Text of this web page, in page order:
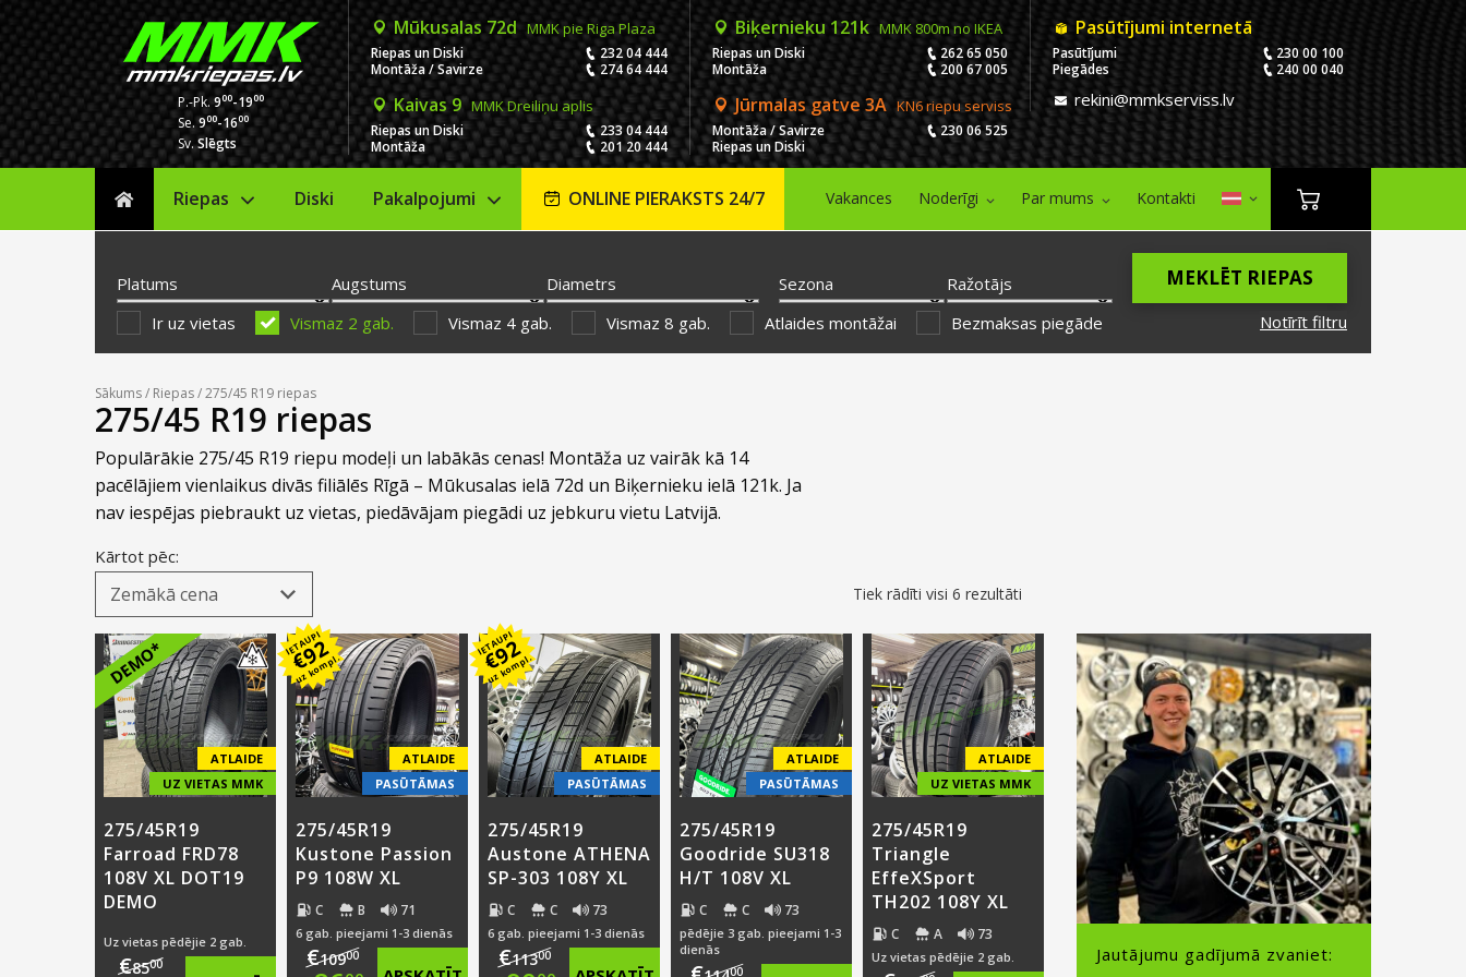
P.-Pk.900-1900
Se.900-1600
Sv.Slēgts
Mūkusalas 72d MMK pie Riga Plaza
Riepas un Diski
232 04 444
Montāža / Savirze
274 64 444
Biķernieku 121k MMK 800m no IKEA
Riepas un Diski
262 65 050
Montāža
200 67 005
Kaivas 9 MMK Dreiliņu aplis
Riepas un Diski
233 04 444
Montāža
201 20 444
Jūrmalas gatve 3A KN6 riepu serviss
Montāža / Savirze
230 06 525
Riepas un Diski
Pasūtījumi internetā
Pasūtījumi
230 00 100
Piegādes
240 00 040
rekini@mmkserviss.lv
Sākums
Riepas Diski Pakalpojumi ONLINE PIERAKSTS 24/7 Vakances Noderīgi Par mums Kontakti
Platums Augstums Diametrs Sezona
Ražotājs
Notīrīt filtru
MEKLĒT RIEPAS
Ir uz vietas Vismaz 2 gab. Vismaz 4 gab. Vismaz 8 gab. Atlaides montāžai Bezmaksas piegāde
Sākums/ Riepas/ 275/45 R19 riepas
275/45 R19 riepas
Populārākie 275/45 R19 riepu modeļi un labākās cenas! Montāža uz vairāk kā 14
pacēlājiem vienlaikus divās filiālēs Rīgā – Mūkusalas ielā 72d un Biķernieku ielā 121k. Ja
nav iespējas piebraukt uz vietas, piedāvājam piegādi uz jebkuru vietu Latvijā.
Kārtot pēc:
Tiek rādīti visi 6 rezultāti
DEMO*
ATLAIDE
UZ VIETAS MMK
275/45R19
Farroad FRD78
108V XL DOT19
DEMO
Uz vietas pēdējie 2 gab.
€8500
IETAUPI
€92
uz kompl.
ATLAIDE
PASŪTĀMAS
275/45R19
Kustone Passion
P9 108W XL
C B 71
6 gab. pieejami 1-3 dienās
€10900
IETAUPI
€92
uz kompl.
ATLAIDE
PASŪTĀMAS
275/45R19
Austone ATHENA
SP-303 108Y XL
C C 73
6 gab. pieejami 1-3 dienās
€11300
ATLAIDE
PASŪTĀMAS
275/45R19
Goodride SU318
H/T 108V XL
C C 73
pēdējie 3 gab. pieejami 1-3
dienās
00
ATLAIDE
UZ VIETAS MMK
275/45R19
Triangle
EffeXSport
TH202 108Y XL
C A 73
Uz vietas pēdējie 2 gab. Jautājumu gadījumā zvaniet: